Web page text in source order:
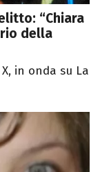
“Chiara
della
in onda su La